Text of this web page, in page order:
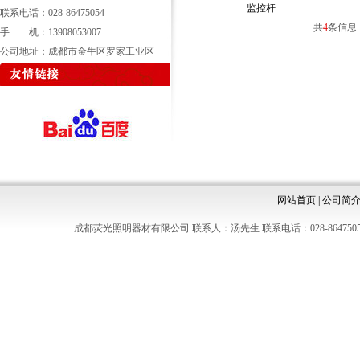
联系电话：028-86475054
手 机：13908053007
公司地址：成都市金牛区罗家工业区
监控杆
共4条信息
网站首页 公司简介
成都荧光照明器材有限公司 联系人：汤先生 联系电话：028-